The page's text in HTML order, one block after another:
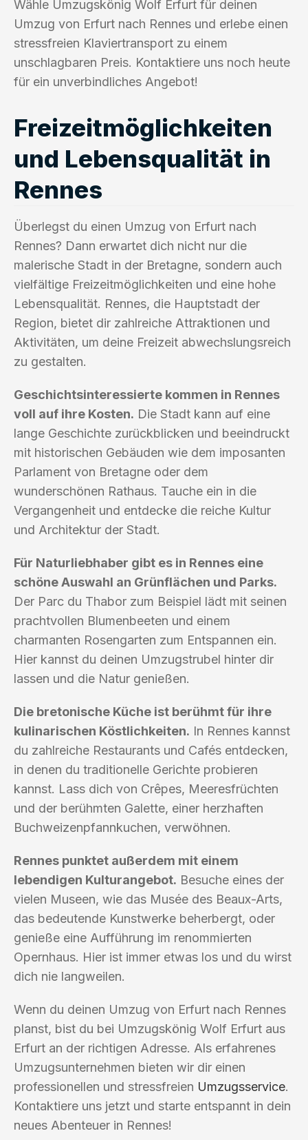
Wähle Umzugskönig Wolf Erfurt für deinen
Umzug von Erfurt nach Rennes und erlebe einen
stressfreien Klaviertransport zu einem
unschlagbaren Preis. Kontaktiere uns noch heute
für ein unverbindliches Angebot!
Freizeitmöglichkeiten
und Lebensqualität in
Rennes
Überlegst du einen Umzug von Erfurt nach
Rennes? Dann erwartet dich nicht nur die
malerische Stadt in der Bretagne, sondern auch
vielfältige Freizeitmöglichkeiten und eine hohe
Lebensqualität. Rennes, die Hauptstadt der
Region, bietet dir zahlreiche Attraktionen und
Aktivitäten, um deine Freizeit abwechslungsreich
zu gestalten.
Geschichtsinteressierte kommen in Rennes
voll auf ihre Kosten. Die Stadt kann auf eine
lange Geschichte zurückblicken und beeindruckt
mit historischen Gebäuden wie dem imposanten
Parlament von Bretagne oder dem
wunderschönen Rathaus. Tauche ein in die
Vergangenheit und entdecke die reiche Kultur
und Architektur der Stadt.
Für Naturliebhaber gibt es in Rennes eine
schöne Auswahl an Grünflächen und Parks.
Der Parc du Thabor zum Beispiel lädt mit seinen
prachtvollen Blumenbeeten und einem
charmanten Rosengarten zum Entspannen ein.
Hier kannst du deinen Umzugstrubel hinter dir
lassen und die Natur genießen.
Die bretonische Küche ist berühmt für ihre
kulinarischen Köstlichkeiten. In Rennes kannst
du zahlreiche Restaurants und Cafés entdecken,
in denen du traditionelle Gerichte probieren
kannst. Lass dich von Crêpes, Meeresfrüchten
und der berühmten Galette, einer herzhaften
Buchweizenpfannkuchen, verwöhnen.
Rennes punktet außerdem mit einem
lebendigen Kulturangebot. Besuche eines der
vielen Museen, wie das Musée des Beaux-Arts,
das bedeutende Kunstwerke beherbergt, oder
genieße eine Aufführung im renommierten
Opernhaus. Hier ist immer etwas los und du wirst
dich nie langweilen.
Wenn du deinen Umzug von Erfurt nach Rennes
planst, bist du bei Umzugskönig Wolf Erfurt aus
Erfurt an der richtigen Adresse. Als erfahrenes
Umzugsunternehmen bieten wir dir einen
professionellen und stressfreien Umzugsservice.
Kontaktiere uns jetzt und starte entspannt in dein
neues Abenteuer in Rennes!